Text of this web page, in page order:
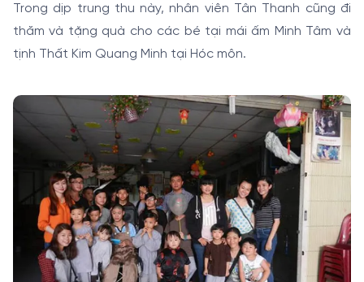
Trong dịp trung thu này, nhân viên Tân Thanh cũng đi
thăm và tặng quà cho các bé tại mái ấm Minh Tâm và
tịnh Thất Kim Quang Minh tại Hóc môn.